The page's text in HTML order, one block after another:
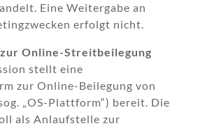
Eine Weitergabe an
erfolgt nicht.
Online-Streitbeilegung
stellt eine
zur Online-Beilegung von
„OS-Plattform“) bereit. Die
als Anlaufstelle zur